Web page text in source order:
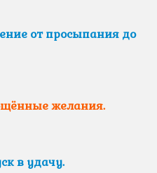
от просыпания до
желания.
в удачу.